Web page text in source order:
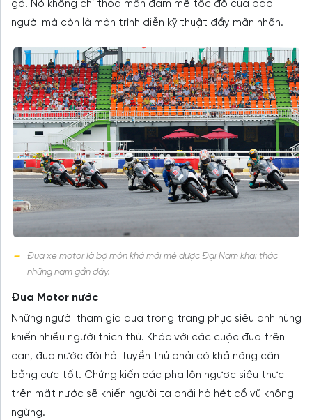
gà. Nó không chỉ thỏa mãn đam mê tốc độ của bao
người mà còn là màn trình diễn kỹ thuật đầy mãn nhãn.
Đua xe motor là bộ môn khá mới mẻ được Đại Nam khai thác
những năm gần đây.
Đua Motor nước
Những người tham gia đua trong trang phục siêu anh hùng
khiến nhiều người thích thú. Khác với các cuộc đua trên
cạn, đua nước đòi hỏi tuyển thủ phải có khả năng cân
bằng cực tốt. Chứng kiến các pha lộn ngược siêu thực
trên mặt nước sẽ khiến người ta phải hò hét cổ vũ không
ngừng.